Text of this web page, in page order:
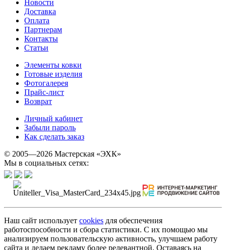
Новости
Доставка
Оплата
Партнерам
Контакты
Статьи
Элементы ковки
Готовые изделия
Фотогалерея
Прайс-лист
Возврат
Личный кабинет
Забыли пароль
Как сделать заказ
© 2005—2026 Мастерская «ЭХК»
Мы в социальных сетях:
Наш сайт использует cookies для обеспечения
работоспособности и сбора статистики. С их помощью мы
анализируем пользовательскую активность, улучшаем работу
сайта и делаем рекламу более релевантной. Оставаясь на